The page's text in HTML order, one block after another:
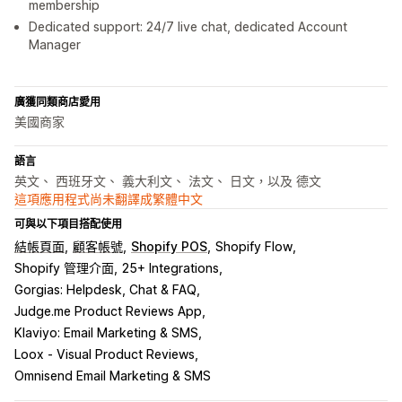
membership
Dedicated support: 24/7 live chat, dedicated Account
Manager
廣獲同類商店愛用
美國商家
語言
英文、 西班牙文、 義大利文、 法文、 日文，以及 德文
這項應用程式尚未翻譯成繁體中文
可與以下項目搭配使用
結帳頁面 顧客帳號 Shopify POS Shopify Flow
Shopify 管理介面 25+ Integrations
Gorgias: Helpdesk, Chat & FAQ
Judge.me Product Reviews App
Klaviyo: Email Marketing & SMS
Loox ‑ Visual Product Reviews
Omnisend Email Marketing & SMS